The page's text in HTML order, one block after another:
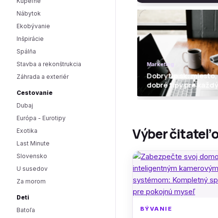
Nábytok
Ekobývanie
Inšpirácie
Spálňa
Stavba a rekonštrukcia
Záhrada a exteriér
Cestovanie
Dubaj
Európa - Eurotipy
Exotika
Last Minute
Slovensko
U susedov
Za morom
Deti
Batoľa
Marketing
Dobrytip.sk: miesto,
dobré tipy pre každý
Marketing
Dobrytip.sk:
dobré tipy pre
Výber
BÝVANIE